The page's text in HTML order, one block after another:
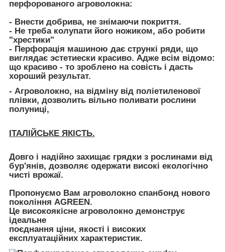
перфорованого агроволокна:
- Внести добрива, не знімаючи покриття.
- Не треба колупати його ножиком, або робити
"хрестики"
- Перфорація машиною дає стрункі ряди, що
виглядає эстетиески красиво. Адже всім відомо:
що красиво - то зроблено на совість і дасть
хороший результат.
- Агроволокно, на відміну від поліетиленової
плівки, дозволить вільно поливати рослини
полуниці,
ІТАЛІЙСЬКЕ ЯКІСТЬ.
Довго і надійно захищає грядки з рослинами від
бур'янів, дозволяє одержати високі екологічно
чисті врожаї.
Пропонуємо Вам агроволокно спанбонд нового
покоління AGREEN.
Це високоякісне агроволокно демонструє
ідеальне
поєднання ціни, якості і високих
експлуатаційних характеристик.